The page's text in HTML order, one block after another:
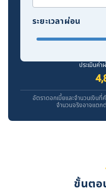
ระยะเวลาผ่อน
ประเมินค่า
อัตราดอกเบี้ยและจำนวนเงินที่
จำนวนจริงอาจแตก
ขั้นตอ